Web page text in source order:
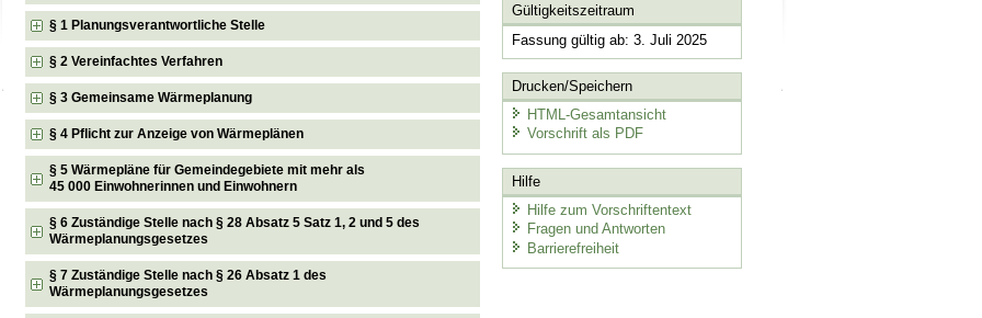
§ 1 Planungsverantwortliche Stelle
§ 2 Vereinfachtes Verfahren
§ 3 Gemeinsame Wärmeplanung
§ 4 Pflicht zur Anzeige von Wärmeplänen
§ 5 Wärmepläne für Gemeindegebiete mit mehr als
45 000 Einwohnerinnen und Einwohnern
§ 6 Zuständige Stelle nach § 28 Absatz 5 Satz 1, 2 und 5 des
Wärmeplanungsgesetzes
§ 7 Zuständige Stelle nach § 26 Absatz 1 des
Wärmeplanungsgesetzes
Gültigkeitszeitraum
Fassung gültig ab: 3. Juli 2025
Drucken/Speichern
HTML-Gesamtansicht
Vorschrift als PDF
Hilfe
Hilfe zum Vorschriftentext
Fragen und Antworten
Barrierefreiheit